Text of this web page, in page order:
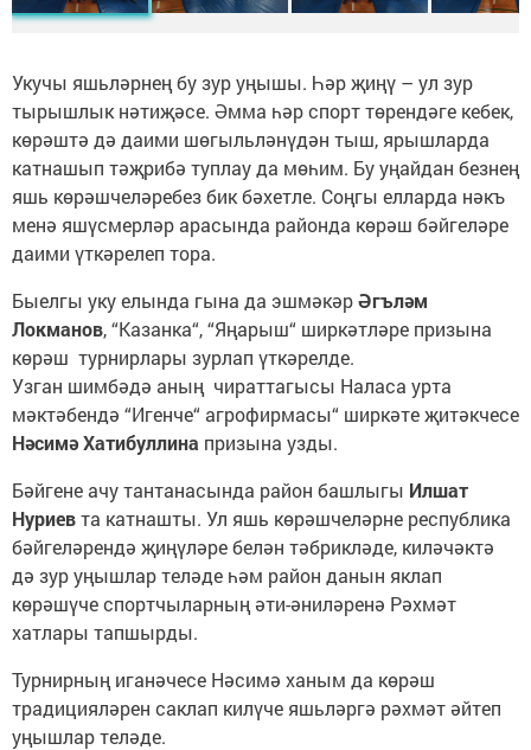
Укучы яшьләрнең бу зур уңышы. Һәр җиңү – ул зур
тырышлык нәтиҗәсе. Әмма һәр спорт төрендәге кебек,
көрәштә дә даими шөгыльләнүдән тыш, ярышларда
катнашып тәҗрибә туплау да мөһим. Бу уңайдан безнең
яшь көрәшчеләребез бик бәхетле. Соңгы елларда нәкъ
менә яшүсмерләр арасында районда көрәш бәйгеләре
даими үткәрелеп тора.
Быелгы уку елында гына да эшмәкәрӘгъләм
Локманов, “Казанка“, “Яңарыш“ ширкәтләре призына
көрәш турнирлары зурлап үткәрелде.
Узган шимбәдә аның чираттагысы Наласа урта
мәктәбендә “Игенче“ агрофирмасы“ ширкәте җитәкчесе
Нәсимә Хатибуллина призына узды.
Бәйгене ачу тантанасында район башлыгы Илшат
Нуриевта катнашты. Ул яшь көрәшчеләрне республика
бәйгеләрендә җиңүләре белән тәбрикләде, киләчәктә
дә зур уңышлар теләде һәм район данын яклап
көрәшүче спортчыларның әти-әниләренә Рәхмәт
хатлары тапшырды.
Турнирның иганәчесе Нәсимә ханым да көрәш
традицияләрен саклап килүче яшьләргә рәхмәт әйтеп
уңышлар теләде.